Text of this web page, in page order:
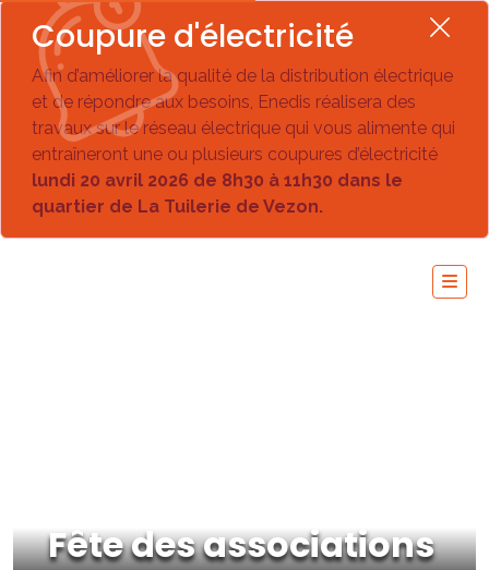
Coupure d'électricité
Afin d’améliorer la qualité de la distribution électrique
et de répondre aux besoins, Enedis réalisera des
travaux sur le réseau électrique qui vous alimente qui
entraîneront une ou plusieurs coupures d’électricité
lundi 20 avril 2026 de 8h30 à 11h30 dans le
quartier de La Tuilerie de Vezon.
Fête des associations